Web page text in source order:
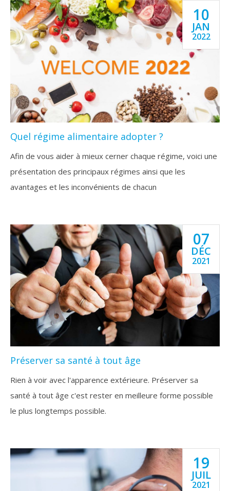
10
JAN
2022
Quel régime alimentaire adopter ?
Afin de vous aider à mieux cerner chaque régime, voici une
présentation des principaux régimes ainsi que les
avantages et les inconvénients de chacun
07
DÉC
2021
Préserver sa santé à tout âge
Rien à voir avec l'apparence extérieure. Préserver sa
santé à tout âge c'est rester en meilleure forme possible
le plus longtemps possible.
19
JUIL
2021